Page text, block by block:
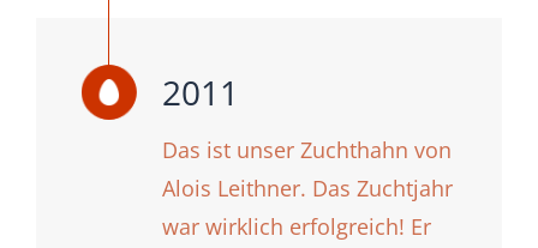
2011
Das ist unser Zuchthahn von
Alois Leithner. Das Zuchtjahr
war wirklich erfolgreich! Er